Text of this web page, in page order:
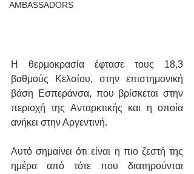
AMBASSADORS
Η θερμοκρασία έφτασε τους 18,3
βαθμούς Κελσίου, στην επιστημονική
βάση Εσπεράνσα, που βρίσκεται στην
περιοχή της Ανταρκτικής και η οποία
ανήκει στην Αργεντινή.
Αυτό σημαίνει ότι είναι η πιο ζεστή της
ημέρα από τότε που διατηρούνται